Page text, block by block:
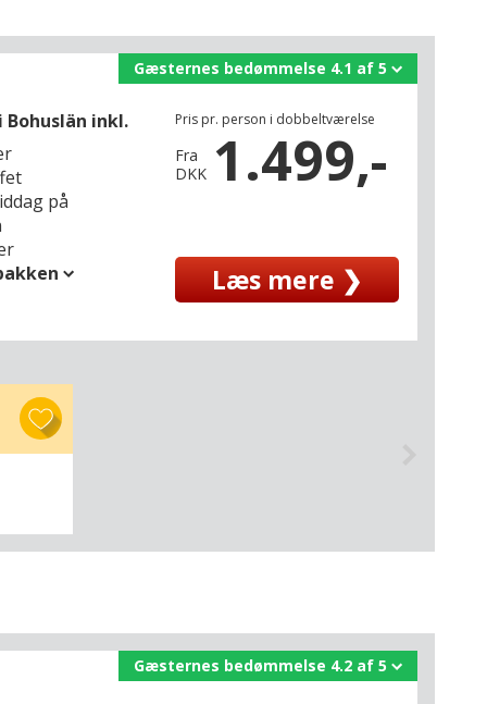
Bohuslän inkl.
på
Pris pr. person i dobbeltværelse
Fra
DKK 1.499,-
Læs mere ❯
Gæsternes bedømmelse 4.1 af 5
Gæsternes bedømmelse 4.2 af 5